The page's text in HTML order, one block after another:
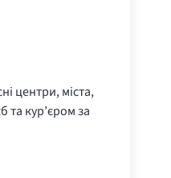
центри, міста,
та кур’єром за